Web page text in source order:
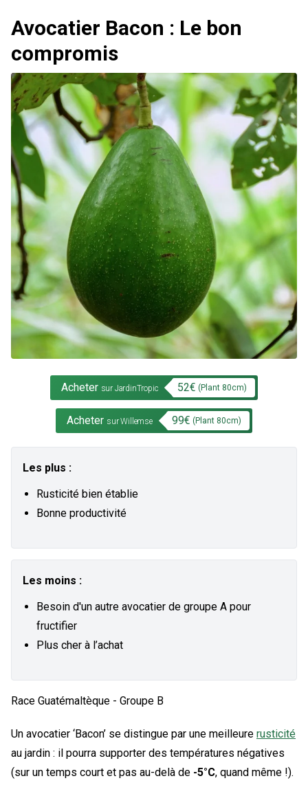
Avocatier Bacon : Le bon
compromis
Acheter sur JardinTropic 52€ (Plant 80cm)
Acheter sur Willemse 99€ (Plant 80cm)
Les plus :
Rusticité bien établie
Bonne productivité
Les moins :
Besoin d'un autre avocatier de groupe A pour
fructifier
Plus cher à l’achat
Race Guatémaltèque - Groupe B
Un avocatier ‘Bacon’ se distingue par une meilleure rusticité
au jardin : il pourra supporter des températures négatives
(sur un temps court et pas au-delà de -5°C, quand même !).